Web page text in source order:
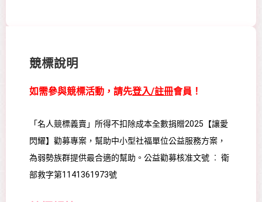
競標說明
如需參與競標活動，請先登入/註冊會員！
「名人競標義賣」所得不扣除成本全數捐贈2025【讓愛
閃耀】勸募專案，幫助中小型社福單位公益服務方案，
為弱勢族群提供最合適的幫助。公益勸募核准文號 ︰ 衛
部救字第1141361973號